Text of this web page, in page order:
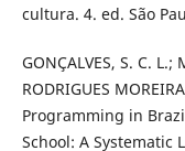
cultura. 4. ed. São
GONÇALVES, S. C. L.;
RODRIGUES
Programming in
School: A Systematic